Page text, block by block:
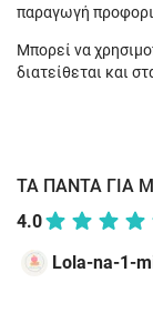
παραγωγή
Μπορεί να
διατείθεται και
ΤΑ ΠΑΝΤΑ ΓΙΑ
4.0
Lola-na-1-